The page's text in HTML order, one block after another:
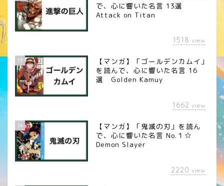
で、心に響いた名言 13選
Attack on Titan
1518 view
13
【マンガ】「ゴールデンカムイ」
を読んで、心に響いた名言 16
選 Golden Kamuy
1662 view
14
【マンガ】「鬼滅の刃」を読ん
で、心に響いた名言 No.１☆
Demon Slayer
2220 view